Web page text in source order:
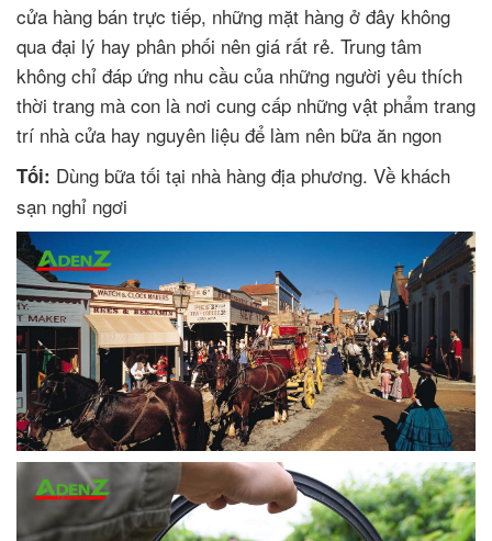
cửa hàng bán trực tiếp, những mặt hàng ở đây không
qua đại lý hay phân phối nên giá rất rẻ. Trung tâm
không chỉ đáp ứng nhu cầu của những người yêu thích
thời trang mà con là nơi cung cấp những vật phẩm trang
trí nhà cửa hay nguyên liệu để làm nên bữa ăn ngon
Tối: Dùng bữa tối tại nhà hàng địa phương. Về khách
sạn nghỉ ngơi